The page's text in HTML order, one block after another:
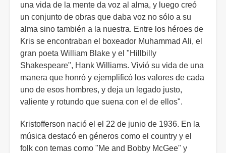
una vida de la mente da voz al alma, y luego creó
un conjunto de obras que daba voz no sólo a su
alma sino también a la nuestra. Entre los héroes de
Kris se encontraban el boxeador Muhammad Ali, el
gran poeta William Blake y el "Hillbilly
Shakespeare", Hank Williams. Vivió su vida de una
manera que honró y ejemplificó los valores de cada
uno de esos hombres, y deja un legado justo,
valiente y rotundo que suena con el de ellos".
Kristofferson nació el el 22 de junio de 1936. En la
música destacó en géneros como el country y el
folk con temas como "Me and Bobby McGee" y